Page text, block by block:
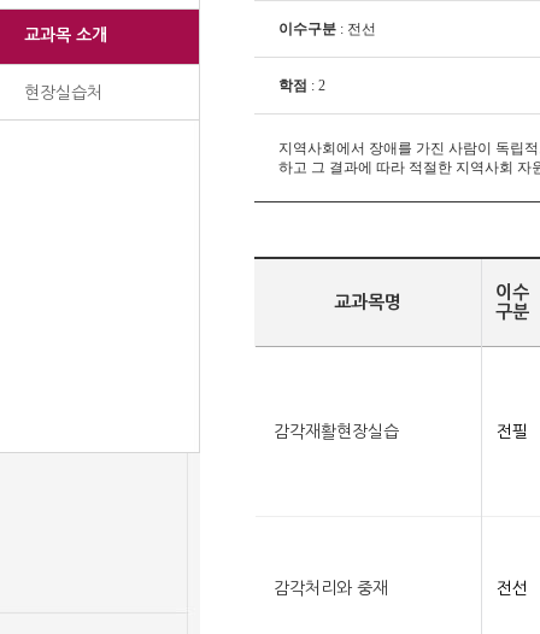
교과목 소개
현장실습처
이수구분 : 전선
학점 : 2
지역사회에서 장애를 가진 사람이 독립
하고 그 결과에 따라 적절한 지역사회
교과목명
이수
구분
감각재활현장실습 전필
감각처리와 중재 전선